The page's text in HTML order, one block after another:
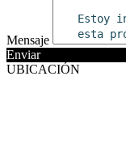
Mensaje
Enviar
UBICACIÓN